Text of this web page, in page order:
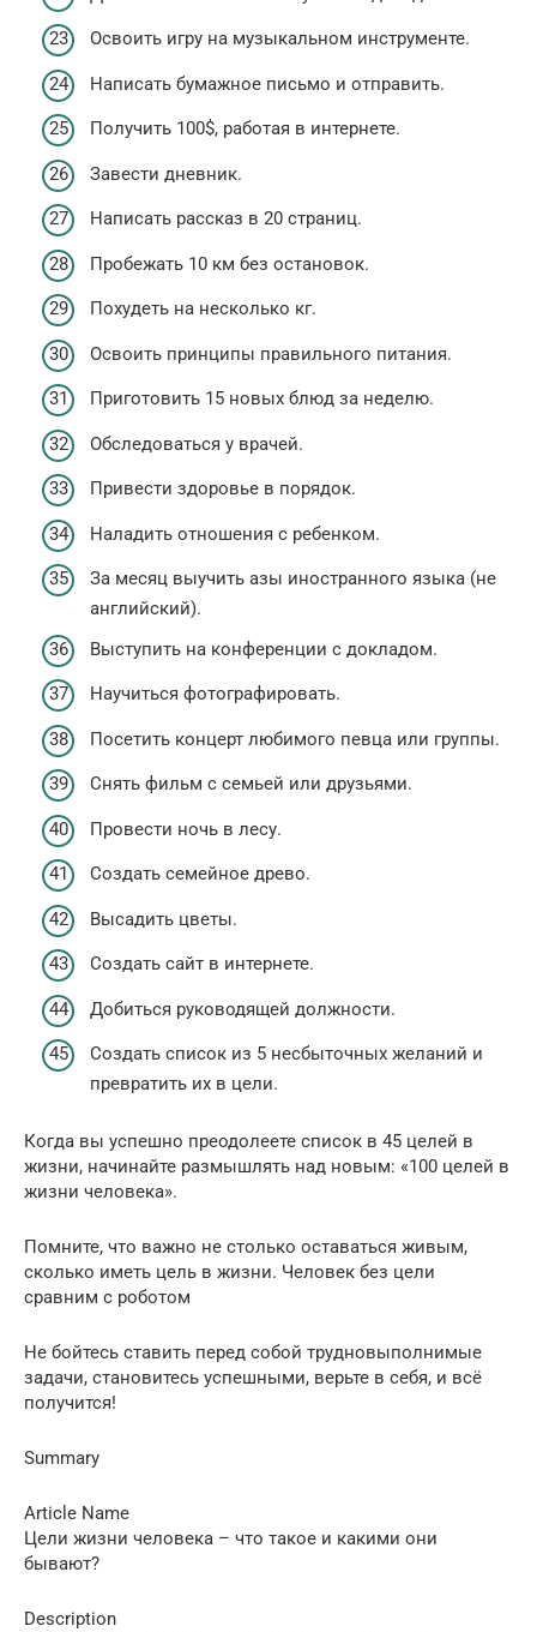
Освоить игру на музыкальном инструменте.
Написать бумажное письмо и отправить.
Получить 100$, работая в интернете.
Завести дневник.
Написать рассказ в 20 страниц.
Пробежать 10 км без остановок.
Похудеть на несколько кг.
Освоить принципы правильного питания.
Приготовить 15 новых блюд за неделю.
Обследоваться у врачей.
Привести здоровье в порядок.
Наладить отношения с ребенком.
За месяц выучить азы иностранного языка (не
английский).
Выступить на конференции с докладом.
Научиться фотографировать.
Посетить концерт любимого певца или группы.
Снять фильм с семьей или друзьями.
Провести ночь в лесу.
Создать семейное древо.
Высадить цветы.
Создать сайт в интернете.
Добиться руководящей должности.
Создать список из 5 несбыточных желаний и
превратить их в цели.
Когда вы успешно преодолеете список в 45 целей в
жизни, начинайте размышлять над новым: «100 целей в
жизни человека».
Помните, что важно не столько оставаться живым,
сколько иметь цель в жизни. Человек без цели
сравним с роботом
Не бойтесь ставить перед собой трудновыполнимые
задачи, становитесь успешными, верьте в себя, и всё
получится!
Summary
Article Name
Цели жизни человека – что такое и какими они
бывают?
Description